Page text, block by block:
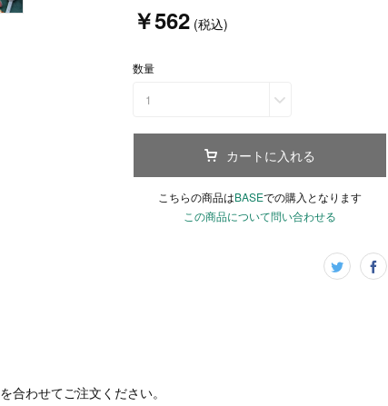
￥562 (税込)
数量
1
カートに入れる
こちらの商品はBASEでの購入となります
この商品について問い合わせる
を合わせてご注文ください。